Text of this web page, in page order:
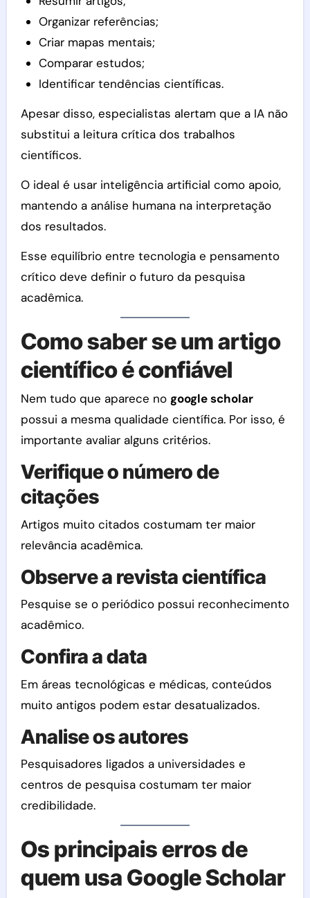
Organizar referências;
Criar mapas mentais;
Comparar estudos;
Identificar tendências científicas.
Apesar disso, especialistas alertam que a IA não
substitui a leitura crítica dos trabalhos
científicos.
O ideal é usar inteligência artificial como apoio,
mantendo a análise humana na interpretação
dos resultados.
Esse equilíbrio entre tecnologia e pensamento
crítico deve definir o futuro da pesquisa
acadêmica.
Como saber se um artigo
científico é confiável
Nem tudo que aparece no google scholar
possui a mesma qualidade científica. Por isso, é
importante avaliar alguns critérios.
Verifique o número de
citações
Artigos muito citados costumam ter maior
relevância acadêmica.
Observe a revista científica
Pesquise se o periódico possui reconhecimento
acadêmico.
Confira a data
Em áreas tecnológicas e médicas, conteúdos
muito antigos podem estar desatualizados.
Analise os autores
Pesquisadores ligados a universidades e
centros de pesquisa costumam ter maior
credibilidade.
Os principais erros de
quem usa Google Scholar